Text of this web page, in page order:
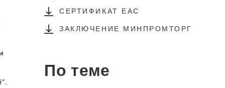
СЕРТИФИКАТ EAC
ЗАКЛЮЧЕНИЕ МИНПРОМТОРГ
По теме